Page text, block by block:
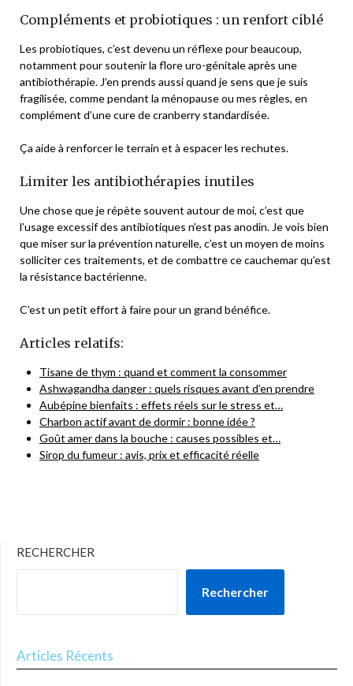
Compléments et probiotiques : un renfort ciblé
Les probiotiques, c’est devenu un réflexe pour beaucoup,
notamment pour soutenir la flore uro-génitale après une
antibiothérapie. J’en prends aussi quand je sens que je suis
fragilisée, comme pendant la ménopause ou mes règles, en
complément d’une cure de cranberry standardisée.
Ça aide à renforcer le terrain et à espacer les rechutes.
Limiter les antibiothérapies inutiles
Une chose que je répète souvent autour de moi, c’est que
l’usage excessif des antibiotiques n’est pas anodin. Je vois bien
que miser sur la prévention naturelle, c’est un moyen de moins
solliciter ces traitements, et de combattre ce cauchemar qu’est
la résistance bactérienne.
C’est un petit effort à faire pour un grand bénéfice.
Articles relatifs:
Tisane de thym : quand et comment la consommer
Ashwagandha danger : quels risques avant d’en prendre
Aubépine bienfaits : effets réels sur le stress et…
Charbon actif avant de dormir : bonne idée ?
Goût amer dans la bouche : causes possibles et…
Sirop du fumeur : avis, prix et efficacité réelle
RECHERCHER
Rechercher
Articles Récents